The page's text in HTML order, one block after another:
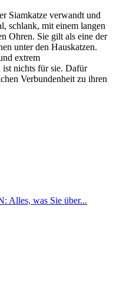
Siamkatze verwandt und
schlank, mit einem langen
Ohren. Sie gilt als eine der
unter den Hauskatzen.
extrem
ist nichts für sie. Dafür
Verbundenheit zu ihren
was Sie über...